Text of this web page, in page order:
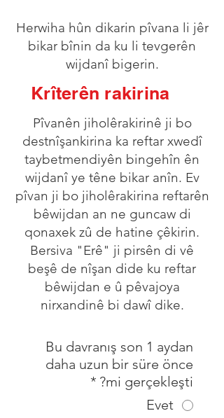
Herwiha hûn dikarin pîvana li jêr
bikar bînin da ku li tevgerên
wijdanî bigerin.
Krîterên rakirina
Pîvanên jiholêrakirinê ji bo
destnîşankirina ka reftar xwedî
taybetmendiyên bingehîn ên
wijdanî ye têne bikar anîn. Ev
pîvan ji bo jiholêrakirina reftarên
bêwijdan an ne guncaw di
qonaxek zû de hatine çêkirin.
Bersiva "Erê" ji pirsên di vê
beşê de nîşan dide ku reftar
bêwijdan e û pêvajoya
nirxandinê bi dawî dike.
Bu davranış son 1 aydan
daha uzun bir süre önce
mi gerçekleşti?
*
Evet